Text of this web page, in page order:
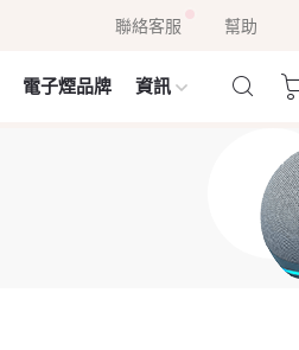
聯絡客服 幫助
電子煙品牌 資訊